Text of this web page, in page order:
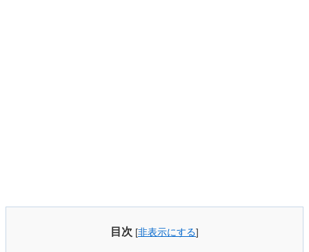
目次 [非表示にする]